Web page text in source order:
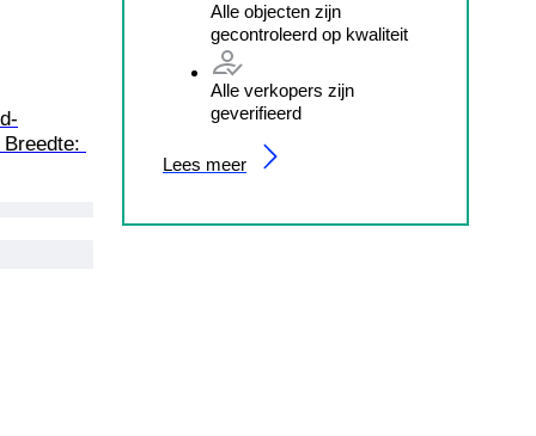
Alle objecten zijn
gecontroleerd op kwaliteit
Alle verkopers zijn
geverifieerd
Lees meer